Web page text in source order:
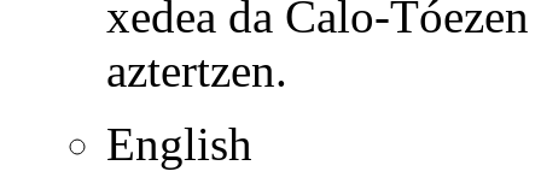
xedea da Calo-
aztertzen.
English